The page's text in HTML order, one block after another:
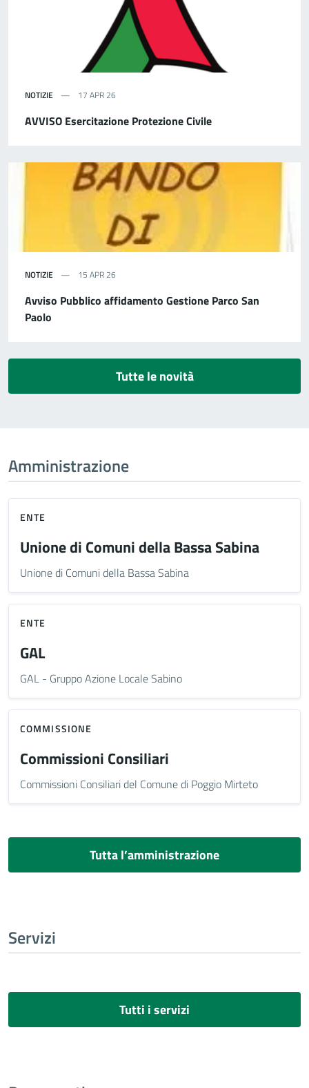
NOTIZIE 17 APR 26
AVVISO Esercitazione Protezione Civile
NOTIZIE 15 APR 26
Avviso Pubblico affidamento Gestione Parco San
Paolo
Tutte le novità
Amministrazione
ENTE
Unione di Comuni della Bassa Sabina
Unione di Comuni della Bassa Sabina
ENTE
GAL
GAL - Gruppo Azione Locale Sabino
COMMISSIONE
Commissioni Consiliari
Commissioni Consiliari del Comune di Poggio Mirteto
Tutta l’amministrazione
Servizi
Tutti i servizi